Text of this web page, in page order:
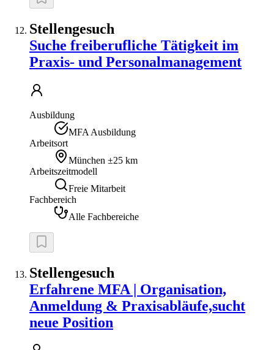
Stellengesuch
Suche freiberufliche Tätigkeit im
Praxis- und Personalmanagement
Ausbildung
MFA Ausbildung
Arbeitsort
München ±25 km
Arbeitszeitmodell
Freie Mitarbeit
Fachbereich
Alle Fachbereiche
Stellengesuch
Erfahrene MFA | Organisation,
Anmeldung & Praxisabläufe,sucht
neue Position